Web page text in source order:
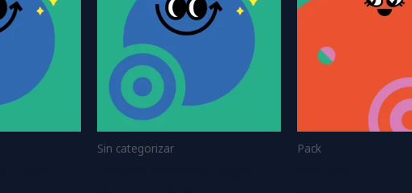
Sin categorizar Pack